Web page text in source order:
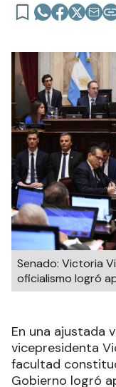
Senado: Victoria
oficialismo logró
En una ajustada
vicepresidenta
facultad
Gobierno logró